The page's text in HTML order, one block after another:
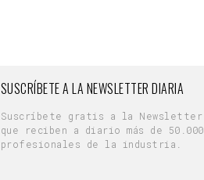
SUSCRÍBETE A LA NEWSLETTER DIARIA
Suscríbete gratis a la Newsletter
que reciben a diario más de 50.000
profesionales de la industria.